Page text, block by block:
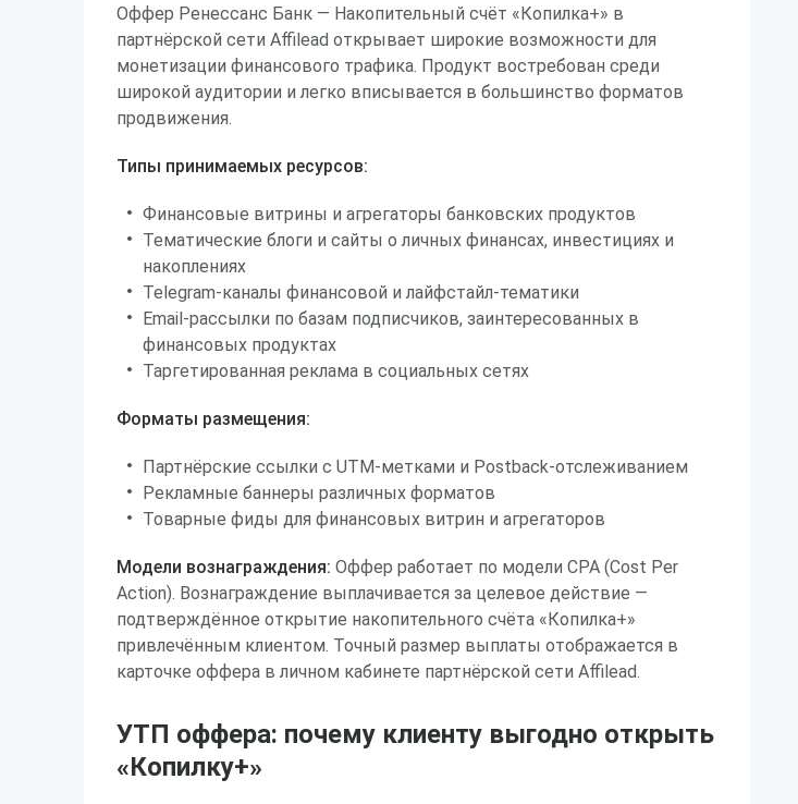
Оффер Ренессанс Банк — Накопительный счёт «Копилка+» в
партнёрской сети Affilead открывает широкие возможности для
монетизации финансового трафика. Продукт востребован среди
широкой аудитории и легко вписывается в большинство форматов
продвижения.
Типы принимаемых ресурсов:
Финансовые витрины и агрегаторы банковских продуктов
Тематические блоги и сайты о личных финансах, инвестициях и
накоплениях
Telegram-каналы финансовой и лайфстайл-тематики
Email-рассылки по базам подписчиков, заинтересованных в
финансовых продуктах
Таргетированная реклама в социальных сетях
Форматы размещения:
Партнёрские ссылки с UTM-метками и Postback-отслеживанием
Рекламные баннеры различных форматов
Товарные фиды для финансовых витрин и агрегаторов
Модели вознаграждения: Оффер работает по модели CPA (Cost Per
Action). Вознаграждение выплачивается за целевое действие —
подтверждённое открытие накопительного счёта «Копилка+»
привлечённым клиентом. Точный размер выплаты отображается в
карточке оффера в личном кабинете партнёрской сети Affilead.
УТП оффера: почему клиенту выгодно открыть
«Копилку+»